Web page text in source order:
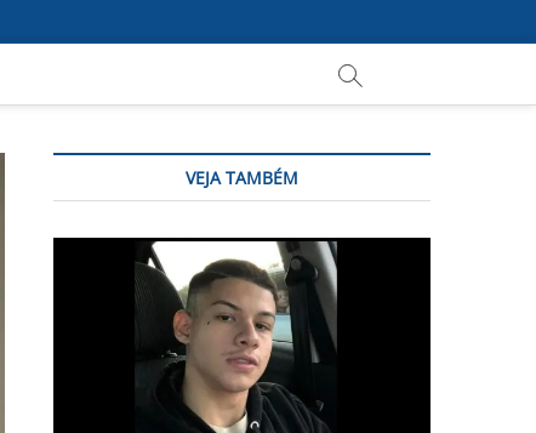
VEJA TAMBÉM